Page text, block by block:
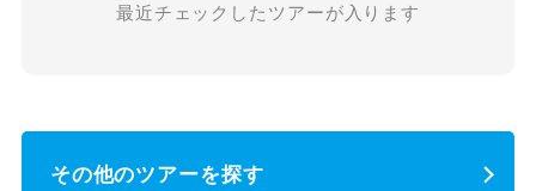
最近チェックしたツアーが入ります
その他のツアーを探す